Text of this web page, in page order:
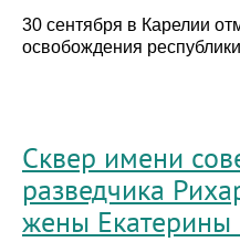
30 сентября в Карелии
освобождения
Сквер имени
разведчика
жены